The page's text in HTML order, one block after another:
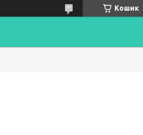
Кошик